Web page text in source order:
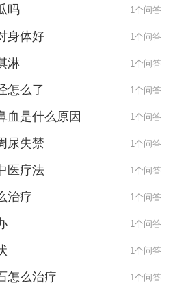
吗 1个问答
身体好 1个问答
淋 1个问答
怎么了 1个问答
血是什么原因 1个问答
尿失禁 1个问答
医疗法 1个问答
治疗 1个问答
1个问答
1个问答
怎么治疗 1个问答